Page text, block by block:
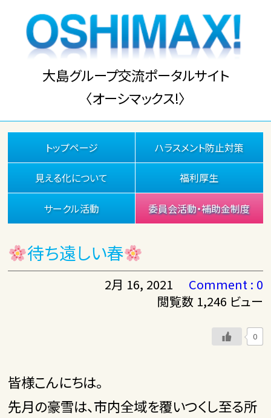
大島グループ交流ポータルサイト
〈オーシマックス!〉
トップページ ハラスメント防止対策
見える化について 福利厚生
サークル活動 委員会活動・補助金制度
待ち遠しい春
2月 16, 2021
Comment : 0
閲覧数 1,246 ビュー
0
皆様こんにちは。
先月の豪雪は、市内全域を覆いつくし至る所